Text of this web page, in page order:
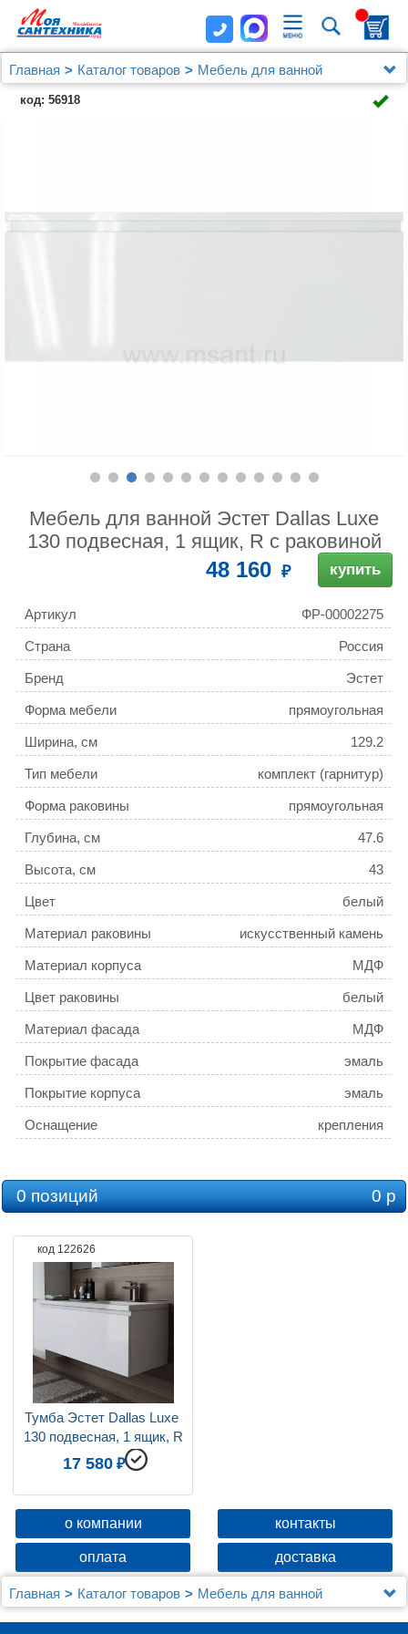
Главная Каталог товаров
Мебель для ванной
Мебель от 120 см.
Мебель для ванной Эстет Dallas Luxe 130
код: 56918
Мебель для ванной Эстет Dallas Luxe
130 подвесная, 1 ящик, R с раковиной
48 160 купить
Артикул ФР-00002275
Страна Россия
Бренд Эстет
Форма мебели прямоугольная
Ширина, см 129.2
Тип мебели комплект (гарнитур)
Форма раковины прямоугольная
Глубина, см 47.6
Высота, см 43
Цвет белый
Материал раковины искусственный камень
Материал корпуса МДФ
Цвет раковины белый
Материал фасада МДФ
Покрытие фасада эмаль
Покрытие корпуса эмаль
Оснащение крепления
Монтаж подвесной
Бельевая корзина
Цвет мебели
Отверстия под смеситель
Возможность установки над стир. машиной
Коллекция
0 позиций 0 р
код 122626
Тумба Эстет Dallas Luxe
130 подвесная, 1 ящик, R
17 580
о компании контакты
оплата доставка
Главная Каталог товаров
Мебель для ванной
Мебель от 120 см.